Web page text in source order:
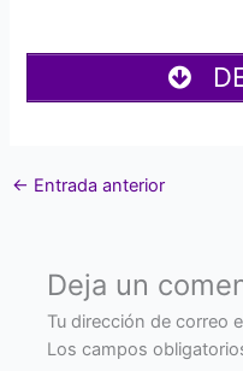
← Entrada anterior
Deja un
Tu dirección de correo
Los campos